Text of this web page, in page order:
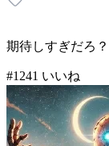
期待しすぎだろ？
#1241 いいね